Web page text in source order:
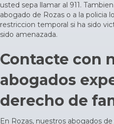
usted sepa llamar al 911.
abogado de Rozas o a la policia
restriccion temporal si ha sido
sido amenazada.
Contacte con
abogados
derecho de
En Rozas, nuestros abogados